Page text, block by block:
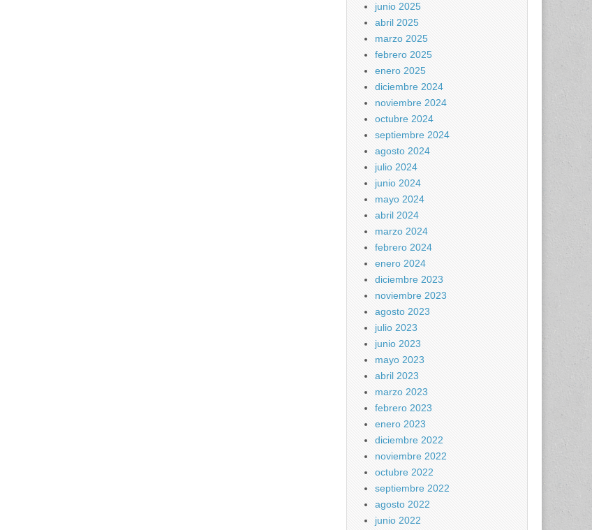
junio 2025
abril 2025
marzo 2025
febrero 2025
enero 2025
diciembre 2024
noviembre 2024
octubre 2024
septiembre 2024
agosto 2024
julio 2024
junio 2024
mayo 2024
abril 2024
marzo 2024
febrero 2024
enero 2024
diciembre 2023
noviembre 2023
agosto 2023
julio 2023
junio 2023
mayo 2023
abril 2023
marzo 2023
febrero 2023
enero 2023
diciembre 2022
noviembre 2022
octubre 2022
septiembre 2022
agosto 2022
junio 2022